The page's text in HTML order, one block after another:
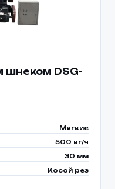
DSG-
Мягкие
500 кг/ч
30 мм
Косой рез